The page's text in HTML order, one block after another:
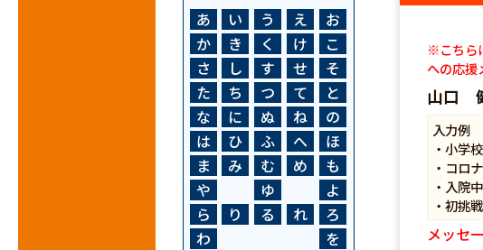
あ い う え
お
か
き く け
こ
さ
し す せ
そ
た
ち つ て
と
な
に ぬ ね
の
は
ひ ふ へ
ほ
ま
み む め
も
や
ゆ
よ
ら
り る れ
ろ
わ
を
※こちら
への応援
山口
入力例
・小学
・コロ
・入院
・初挑
メッセ